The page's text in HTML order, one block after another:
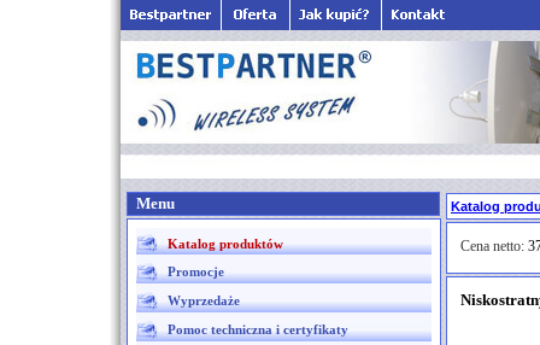
Menu
Katalog produktów
Promocje
Wyprzedaże
Pomoc techniczna i certyfikaty
Katalog
Cena netto: